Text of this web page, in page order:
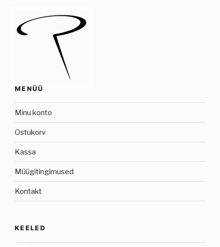
MENÜÜ
Minu konto
Ostukorv
Kassa
Müügitingimused
Kontakt
KEELED